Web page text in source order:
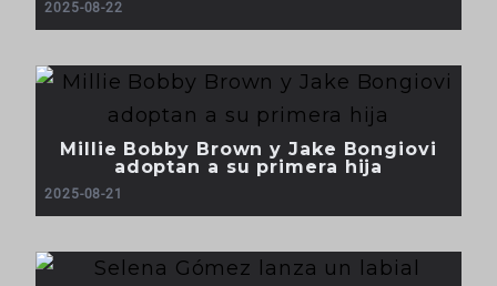
2025-08-22
Millie Bobby Brown y Jake Bongiovi
adoptan a su primera hija
2025-08-21